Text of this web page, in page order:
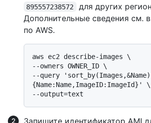
895557238572
для других
Дополнительные сведения см.
по AWS.
aws ec2 describe-images \
--owners OWNER_ID \
--query
{Name:Name,ImageID:ImageId}' \
Запишите идентификатор AMI